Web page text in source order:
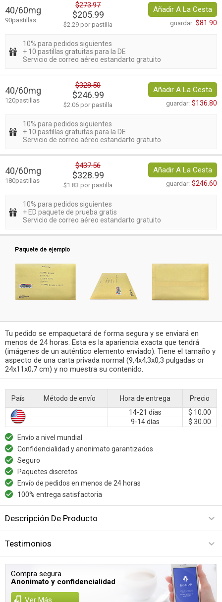
40/60mg
90pastillas
$273.97
$205.99
$2.29 por pastilla
Añadir A La Cesta
guardar: $81.90
10% para pedidos siguientes
+ 10 pastillas gratuitas para la DE
Servicio de correo aéreo estandarto gratuito
40/60mg
120pastillas
$328.50
$246.99
$2.06 por pastilla
Añadir A La Cesta
guardar: $136.80
10% para pedidos siguientes
+ 10 pastillas gratuitas para la DE
Servicio de correo aéreo estandarto gratuito
40/60mg
180pastillas
$437.56
$328.99
$1.83 por pastilla
Añadir A La Cesta
guardar: $246.60
10% para pedidos siguientes
+ ED paquete de prueba gratis
Servicio de correo aéreo estandarto gratuito
Tu pedido se empaquetará de forma segura y se enviará en
menos de 24 horas. Esta es la apariencia exacta que tendrá
(imágenes de un auténtico elemento enviado). Tiene el tamaño y
aspecto de una carta privada normal (9,4x4,3x0,3 pulgadas or
24x11x0,7 cm) y no muestra su contenido.
País Método de envío Hora de entrega
Precio
14-21 días
$ 10.00
9-14 días
$ 30.00
Envío a nivel mundial
Confidencialidad y anonimato garantizados
Seguro
Paquetes discretos
Envío de pedidos en menos de 24 horas
100% entrega satisfactoria
Descripción De Producto
Testimonios
Compra segura.
Anonimato y confidencialidad
Ver Más